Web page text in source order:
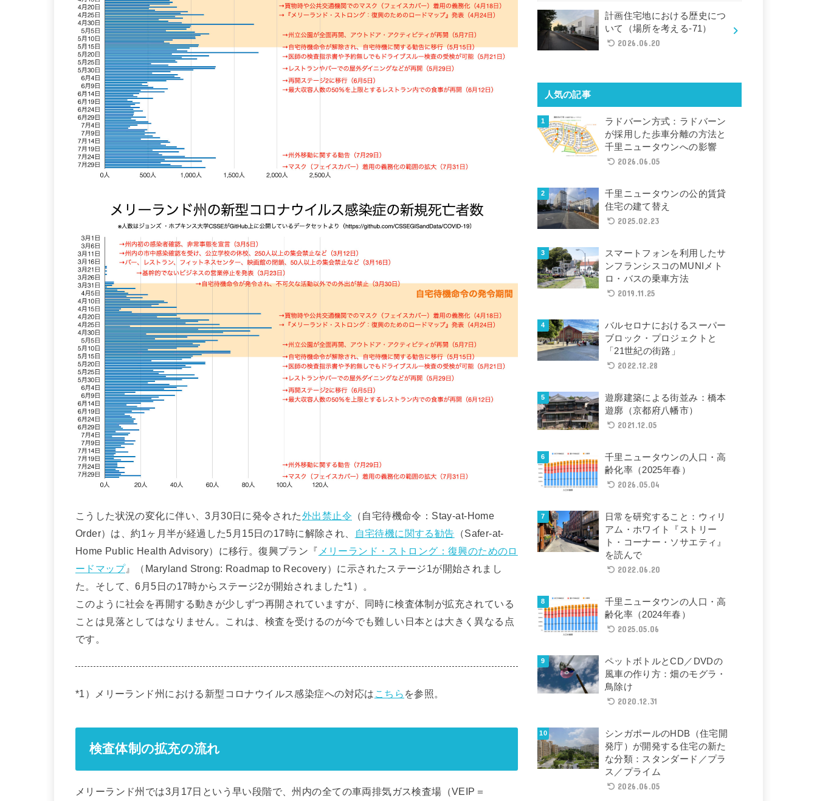
こうした状況の変化に伴い、3月30日に発令された外出禁止令 （自宅待機命令：Stay-at-Home
Order）は、約1ヶ月半が経過した5月15日の17時に解除され、
自宅待機に関する勧告 （Safer-at-
Home Public Health Advisory）に移行。復興プラン『 メリーランド・ストロング：復興のためのロ
ードマップ』（Maryland Strong: Roadmap to Recovery）に示されたステージ1が開始されまし
た。そして、6月5日の17時からステージ2が開始されました*1）。
このように社会を再開する動きが少しずつ再開されていますが、同時に検査体制が拡充されている
ことは見落としてはなりません。これは、検査を受けるのが今でも難しい日本とは大きく異なる点
です。
*1）メリーランド州における新型コロナウイルス感染症への対応は こちら を参照。
検査体制の拡充の流れ
メリーランド州では3月17日という早い段階で、州内の全ての車両排気ガス検査場（VEIP＝
計画住宅地における歴史につ
いて（場所を考える-71）
2026.06.20
人気の記事
ラドバーン方式：ラドバーン
が採用した歩車分離の方法と
千里ニュータウンへの影響
2026.06.05
千里ニュータウンの公的賃貸
住宅の建て替え
2025.02.23
スマートフォンを利用したサ
ンフランシスコのMUNIメト
ロ・バスの乗車方法
2019.11.25
バルセロナにおけるスーパー
ブロック・プロジェクトと
「21世紀の街路」
2022.12.28
遊廓建築による街並み：橋本
遊廓（京都府八幡市）
2021.12.05
千里ニュータウンの人口・高
齢化率（2025年春）
2026.05.04
日常を研究すること：ウィリ
アム・ホワイト『ストリー
ト・コーナー・ソサエティ』
を読んで
2022.06.20
千里ニュータウンの人口・高
齢化率（2024年春）
2025.05.06
ペットボトルとCD／DVDの
風車の作り方：畑のモグラ・
鳥除け
2020.12.31
シンガポールのHDB（住宅開
発庁）が開発する住宅の新た
な分類：スタンダード／プラ
ス／プライム
2026.06.05